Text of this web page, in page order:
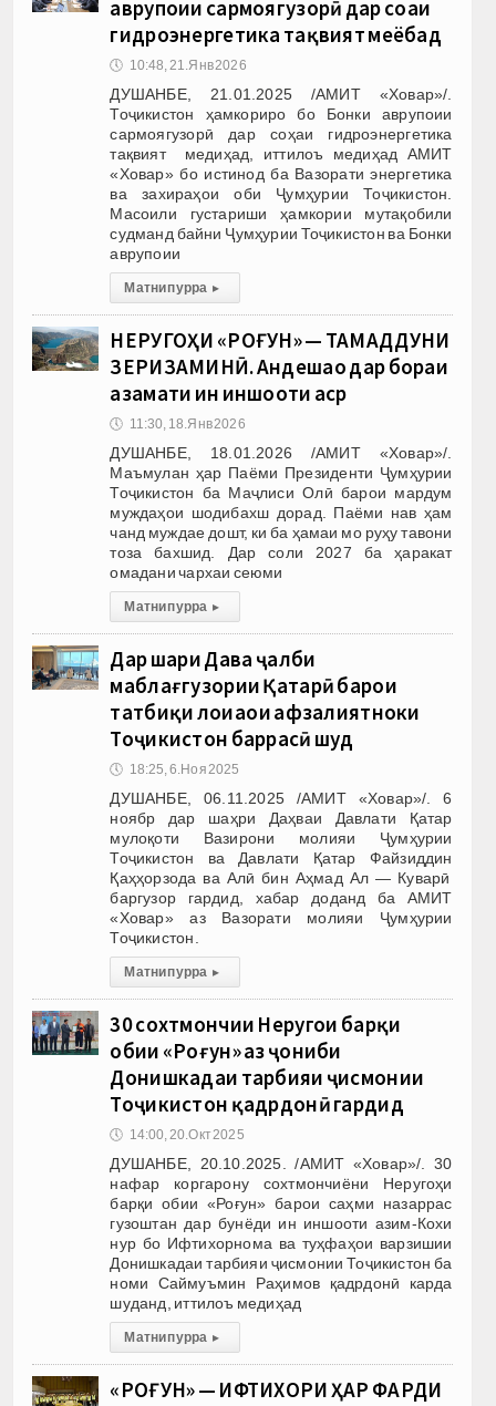
аврупоии сармоягузорӣ дар соҳаи
гидроэнергетика тақвият меёбад
🕔 10:48, 21.Янв 2026
ДУШАНБЕ, 21.01.2025 /АМИТ «Ховар»/.
Тоҷикистон ҳамкориро бо Бонки аврупоии
сармоягузорӣ дар соҳаи гидроэнергетика
тақвият медиҳад, иттилоъ медиҳад АМИТ
«Ховар» бо истинод ба Вазорати энергетика
ва захираҳои оби Ҷумҳурии Тоҷикистон.
Масоили густариши ҳамкории мутақобили
судманд байни Ҷумҳурии Тоҷикистон ва Бонки
аврупоии
Матни пурра ▸
НЕРУГОҲИ «РОҒУН» — ТАМАДДУНИ
ЗЕРИЗАМИНӢ. Андешаҳо дар бораи
азамати ин иншооти аср
🕔 11:30, 18.Янв 2026
ДУШАНБЕ, 18.01.2026 /АМИТ «Ховар»/.
Маъмулан ҳар Паёми Президенти Ҷумҳурии
Тоҷикистон ба Маҷлиси Олӣ барои мардум
муждаҳои шодибахш дорад. Паёми нав ҳам
чанд муждае дошт, ки ба ҳамаи мо руҳу тавони
тоза бахшид. Дар соли 2027 ба ҳаракат
омадани чархаи сеюми
Матни пурра ▸
Дар шаҳри Даҳва ҷалби
маблағгузории Қатарӣ барои
татбиқи лоиҳаҳои афзалиятноки
Тоҷикистон баррасӣ шуд
🕔 18:25, 6.Ноя 2025
ДУШАНБЕ, 06.11.2025 /АМИТ «Ховар»/. 6
ноябр дар шаҳри Даҳваи Давлати Қатар
мулоқоти Вазирони молияи Ҷумҳурии
Тоҷикистон ва Давлати Қатар Файзиддин
Қаҳҳорзода ва Алӣ бин Аҳмад Ал — Куварӣ
баргузор гардид, хабар доданд ба АМИТ
«Ховар» аз Вазорати молияи Ҷумҳурии
Тоҷикистон.
Матни пурра ▸
30 сохтмончии Неругоҳи барқи
обии «Роғун» аз ҷониби
Донишкадаи тарбияи ҷисмонии
Тоҷикистон қадрдонӣ гардид
🕔 14:00, 20.Окт 2025
ДУШАНБЕ, 20.10.2025. /АМИТ «Ховар»/. 30
нафар коргарону сохтмончиёни Неругоҳи
барқи обии «Роғун» барои саҳми назаррас
гузоштан дар бунёди ин иншооти азим-Кохи
нур бо Ифтихорнома ва туҳфаҳои варзишии
Донишкадаи тарбияи ҷисмонии Тоҷикистон ба
номи Саймуъмин Раҳимов қадрдонӣ карда
шуданд, иттилоъ медиҳад
Матни пурра ▸
«РОҒУН» — ИФТИХОРИ ҲАР ФАРДИ